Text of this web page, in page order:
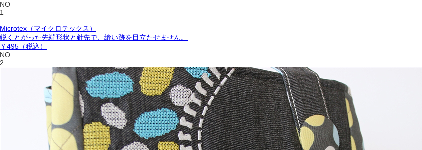
NO
1
Microtex（マイクロテックス）
鋭くとがった先端形状と針先で、縫い跡を目立たせません。
￥495 （税込）
NO
2